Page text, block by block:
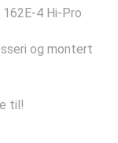
4 Hi-Pro
og montert
til!